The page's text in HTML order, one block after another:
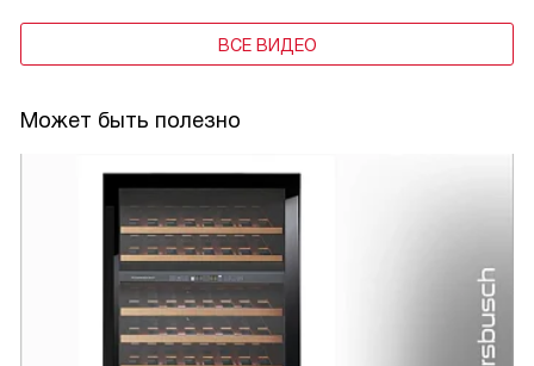
ВСЕ ВИДЕО
Может быть полезно